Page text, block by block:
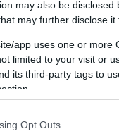
may also be
may further disclose it
app uses one or
limited to your visit or
its third-party tags to
Opt Outs